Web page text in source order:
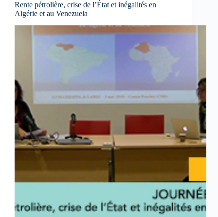
Rente pétrolière, crise de l’État et inégalités en
Algérie et au Venezuela